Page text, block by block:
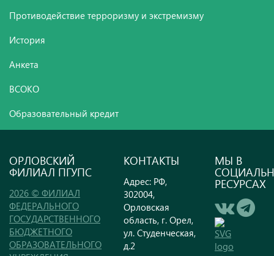
Противодействие терроризму и экстремизму
История
Анкета
ВСОКО
Образовательный кредит
ОРЛОВСКИЙ
ФИЛИАЛ ПГУПС
2026 © ФИЛИАЛ
ФЕДЕРАЛЬНОГО
ГОСУДАРСТВЕННОГО
БЮДЖЕТНОГО
ОБРАЗОВАТЕЛЬНОГО
КОНТАКТЫ
Адрес: РФ,
302004,
Орловская
область, г. Орел,
ул. Студенческая,
д.2
МЫ В
РЕСУРСАХ